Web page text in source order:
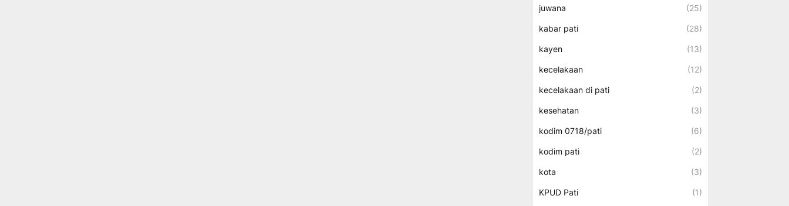
juwana (25)
kabar pati (28)
kayen (13)
kecelakaan (12)
kecelakaan di pati (2)
kesehatan (3)
kodim 0718/pati (6)
kodim pati (2)
kota (3)
KPUD Pati (1)